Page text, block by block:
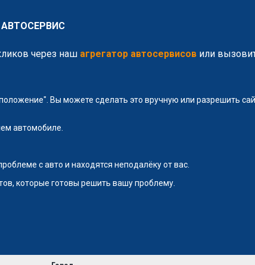
через наш агрегатор автосервисов или
Вы можете сделать это вручную или разрешить
автомобиле.
с авто и находятся неподалёку от вас.
которые готовы решить вашу проблему.